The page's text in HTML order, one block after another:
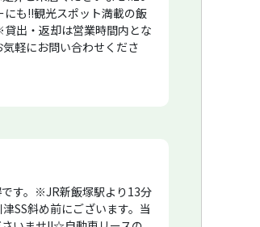
も!!観光スポット満載の飯
出・返却は営業時間内とな
軽にお問い合わせくださ
す。※JR新飯塚駅より13分
SS斜め前にございます。当